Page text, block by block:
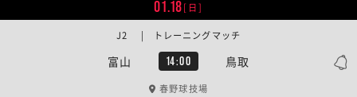
01.18[日]
富山 14:00 鳥取
J2 | トレーニングマッチ
春野球技場